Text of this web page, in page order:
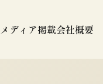
メディア掲載会社概要